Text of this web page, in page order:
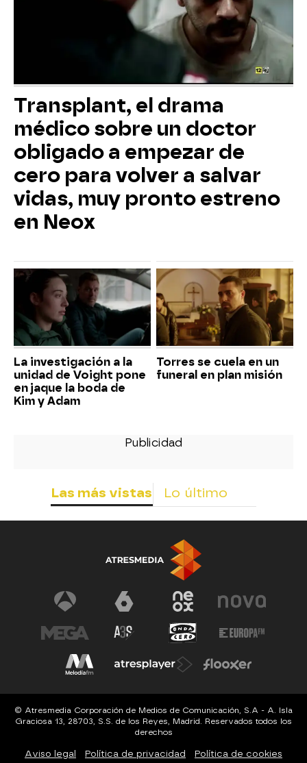
Transplant, el drama
médico sobre un doctor
obligado a empezar de
cero para volver a salvar
vidas, muy pronto estreno
en Neox
La investigación a la
unidad de Voight pone
en jaque la boda de
Kim y Adam
Torres se cuela en un
funeral en plan misión
Las más vistas Lo último
© Atresmedia Corporación de Medios de Comunicación, S.A - A. Isla
Graciosa 13, 28703, S.S. de los Reyes, Madrid. Reservados todos los
derechos
Aviso legal Política de privacidad Política de cookies